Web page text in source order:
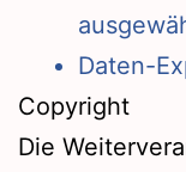
Daten-
Copyright
Die